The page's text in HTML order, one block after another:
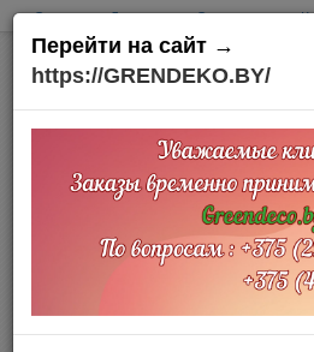
Оплата Доставка О компании
Офис и
Минский
д. Тарасово
Тарасовский
Доставка по
Прием заказов Online через корзину —
Перейти на сайт →
https://GRENDEKO.BY/